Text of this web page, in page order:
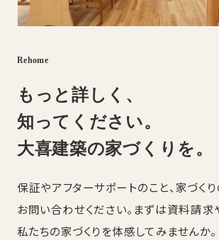
Rehome
もっと詳しく、
知ってください。
大喜建築の家づくりを。
保証やアフターサポートのこと、家づく
お問い合わせください。まずは資料請求
私たちの家づくりを体感してみませんか。